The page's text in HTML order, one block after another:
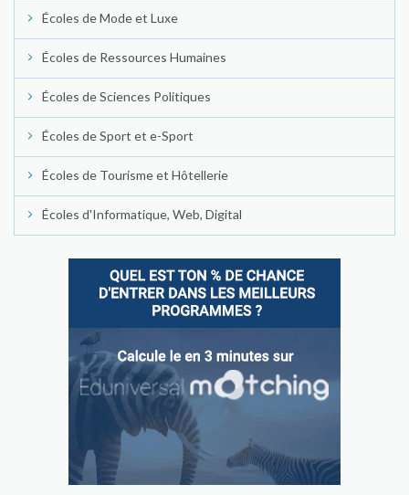
Écoles de Mode et Luxe
Écoles de Ressources Humaines
Écoles de Sciences Politiques
Écoles de Sport et e-Sport
Écoles de Tourisme et Hôtellerie
Écoles d'Informatique, Web, Digital